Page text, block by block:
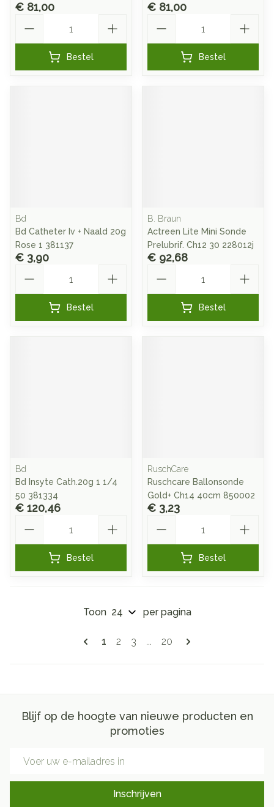
€ 81,00
Bestel
€ 81,00
Bestel
Bd
Bd Catheter Iv + Naald 20g
Rose 1 381137
€ 3,90
Bestel
B. Braun
Actreen Lite Mini Sonde
Prelubrif. Ch12 30 228012j
€ 92,68
Bestel
Bd
Bd Insyte Cath.20g 1 1/4
50 381334
€ 120,46
Bestel
RuschCare
Ruschcare Ballonsonde
Gold+ Ch14 40cm 850002
€ 3,23
Bestel
Pagina's
U lees momenteel pagina
1 Pagina
2 Pagina
3 ... Pagina
20
Toon per pagina
Blijf op de hoogte van nieuwe producten en
promoties
Inschrijven